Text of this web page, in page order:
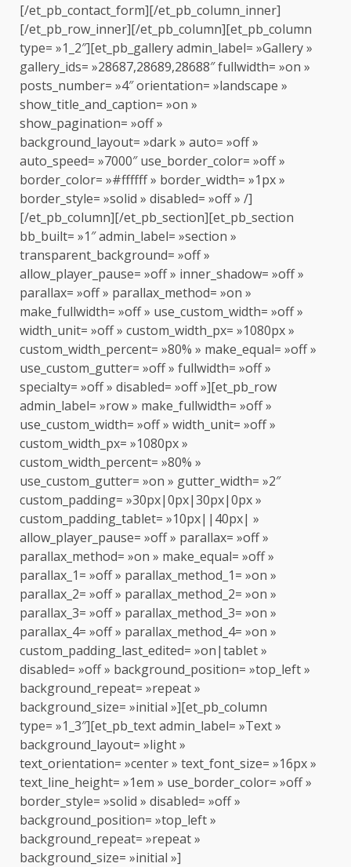
[/et_pb_contact_form][/et_pb_column_inner]
[/et_pb_row_inner][/et_pb_column][et_pb_column
type= »1_2″][et_pb_gallery admin_label= »Gallery »
gallery_ids= »28687,28689,28688″ fullwidth= »on »
posts_number= »4″ orientation= »landscape »
show_title_and_caption= »on »
show_pagination= »off »
background_layout= »dark » auto= »off »
auto_speed= »7000″ use_border_color= »off »
border_color= »#ffffff » border_width= »1px »
border_style= »solid » disabled= »off » /]
[/et_pb_column][/et_pb_section][et_pb_section
bb_built= »1″ admin_label= »section »
transparent_background= »off »
allow_player_pause= »off » inner_shadow= »off »
parallax= »off » parallax_method= »on »
make_fullwidth= »off » use_custom_width= »off »
width_unit= »off » custom_width_px= »1080px »
custom_width_percent= »80% » make_equal= »off »
use_custom_gutter= »off » fullwidth= »off »
specialty= »off » disabled= »off »][et_pb_row
admin_label= »row » make_fullwidth= »off »
use_custom_width= »off » width_unit= »off »
custom_width_px= »1080px »
custom_width_percent= »80% »
use_custom_gutter= »on » gutter_width= »2″
custom_padding= »30px|0px|30px|0px »
custom_padding_tablet= »10px||40px| »
allow_player_pause= »off » parallax= »off »
parallax_method= »on » make_equal= »off »
parallax_1= »off » parallax_method_1= »on »
parallax_2= »off » parallax_method_2= »on »
parallax_3= »off » parallax_method_3= »on »
parallax_4= »off » parallax_method_4= »on »
custom_padding_last_edited= »on|tablet »
disabled= »off » background_position= »top_left »
background_repeat= »repeat »
background_size= »initial »][et_pb_column
type= »1_3″][et_pb_text admin_label= »Text »
background_layout= »light »
text_orientation= »center » text_font_size= »16px »
text_line_height= »1em » use_border_color= »off »
border_style= »solid » disabled= »off »
background_position= »top_left »
background_repeat= »repeat »
background_size= »initial »]